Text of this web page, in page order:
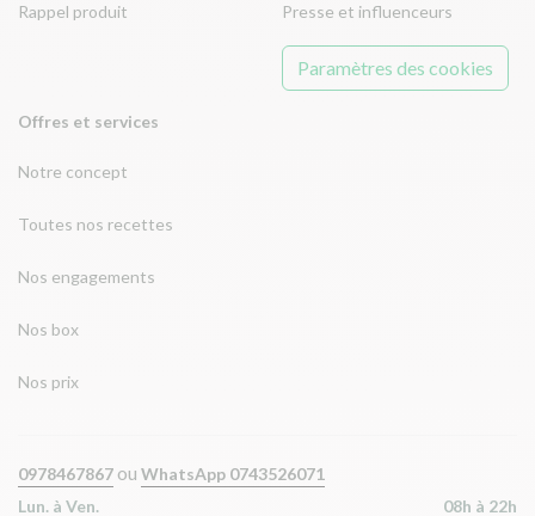
Rappel produit
Offres et services
Notre concept
Toutes nos recettes
Nos engagements
Nos box
Nos prix
Presse et influenceurs
Paramètres des cookies
0978467867 ou WhatsApp 0743526071
Lun. à Ven.
08h à 22h